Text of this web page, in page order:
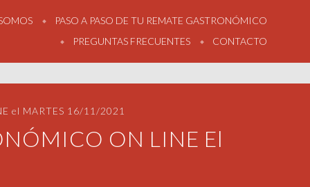
PASO A PASO DE TU REMATE GASTRONÓMICO
PREGUNTAS FRECUENTES
CONTACTO
el MARTES 16/11/2021
ON LINE El